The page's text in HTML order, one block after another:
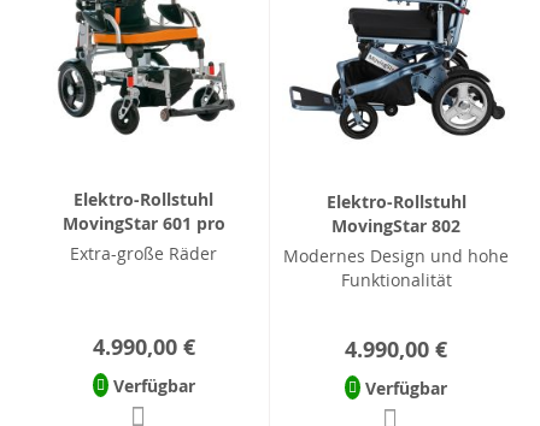
Elektro-Rollstuhl
MovingStar 601 pro
Extra-große Räder
4.990,00 €
Verfügbar
Elektro-Rollstuhl
MovingStar 802
Modernes Design und hohe
Funktionalität
4.990,00 €
Verfügbar